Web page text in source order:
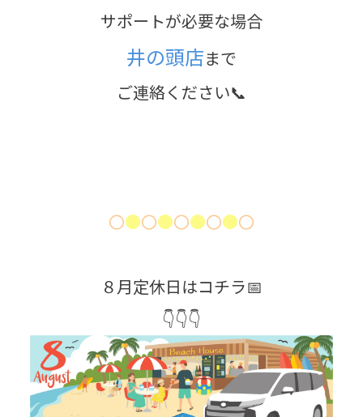
サポートが必要な場合
井の頭店まで
ご連絡ください📞
〇●〇●〇●〇●〇
８月定休日はコチラ📅
👇👇👇